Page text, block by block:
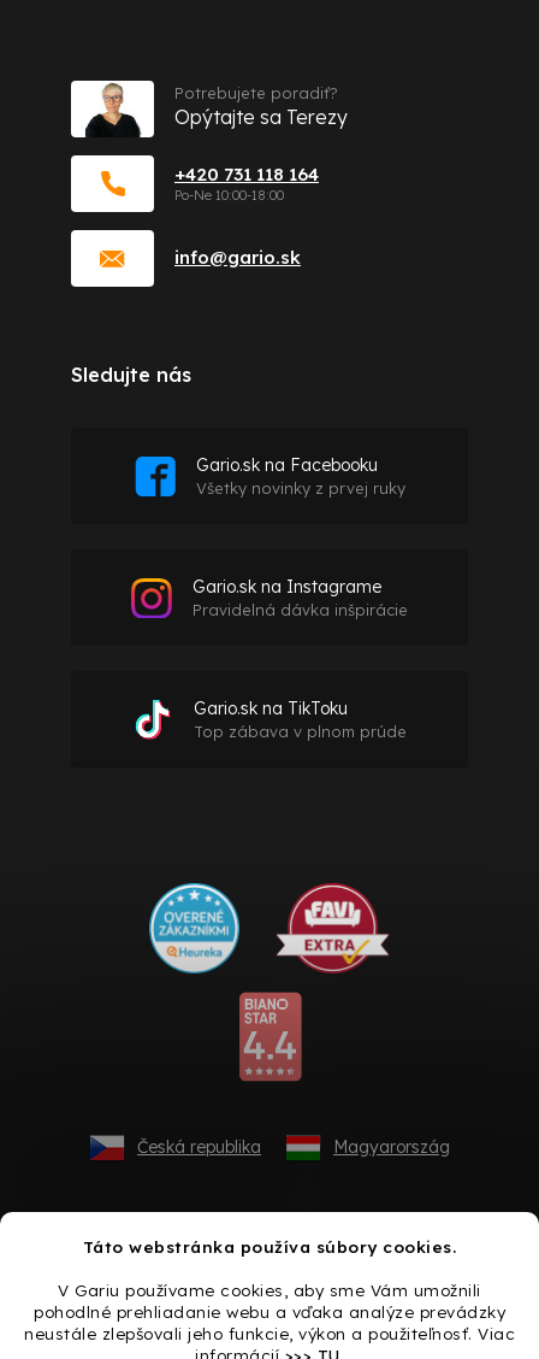
Táto webstránka používa súbory cookies.
V Gariu používame cookies, aby sme Vám umožnili
pohodlné prehliadanie webu a vďaka analýze prevádzky
neustále zlepšovali jeho funkcie, výkon a použiteľnosť. Viac
informácií >>> TU
info@gario.sk
+420 731 118 164
Potrebujete poradiť?
Opýtajte sa Terezy
Sledujte nás
Gario.sk na Facebooku
Všetky novinky z prvej ruky
Gario.sk na Instagrame
Pravidelná dávka inšpirácie
Gario.sk na TikToku
Top zábava v plnom prúde
Česká republika Magyarország